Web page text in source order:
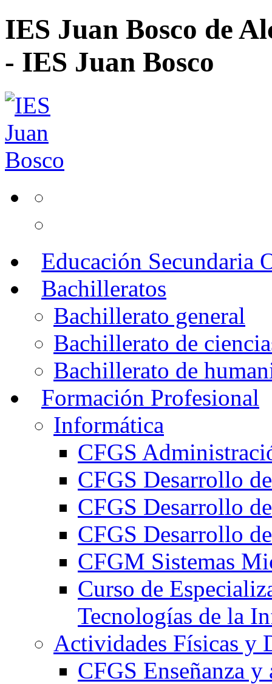
IES Juan Bosco de
- IES Juan Bosco
Educación Secundaria
Bachilleratos
Bachillerato general
Bachillerato de
Bachillerato de
Formación Profesional
Informática
CFGS
CFGS Desarrollo
CFGS Desarrollo
CFGS Desarrollo
CFGM Sistemas
Curso de
Tecnologías de la
Actividades Físicas y
CFGS Enseñanza